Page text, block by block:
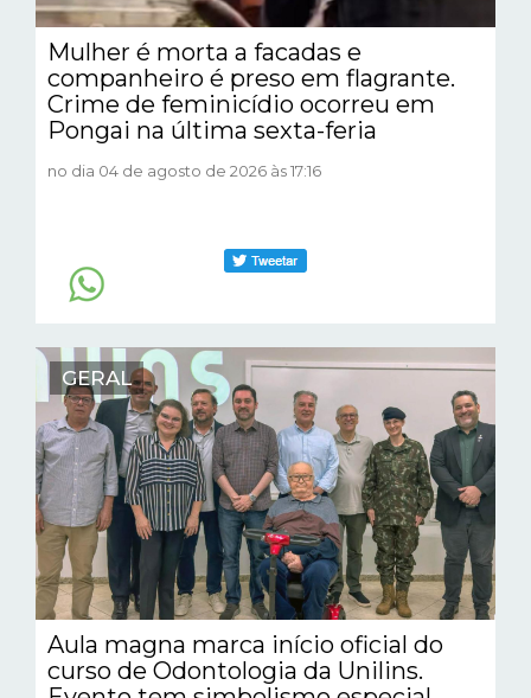
Mulher é morta a facadas e
companheiro é preso em flagrante.
Crime de feminicídio ocorreu em
Pongai na última sexta-feria
no dia 04 de agosto de 2026 às 17:16
GERAL
Aula magna marca início oficial do
curso de Odontologia da Unilins.